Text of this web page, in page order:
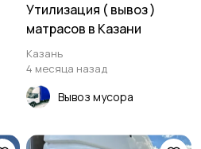
Утилизация ( вывоз )
матрасов в Казани
Казань
4 месяца назад
Вывоз мусора